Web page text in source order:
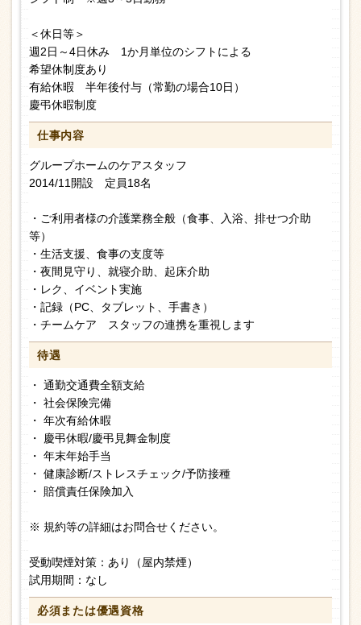
＜休日等＞
週2日～4日休み 1か月単位のシフトによる
希望休制度あり
有給休暇 半年後付与（常勤の場合10日）
慶弔休暇制度
仕事内容
グループホームのケアスタッフ
2014/11開設 定員18名
・ご利用者様の介護業務全般（食事、入浴、排せつ介助
等）
・生活支援、食事の支度等
・夜間見守り、就寝介助、起床介助
・レク、イベント実施
・記録（PC、タブレット、手書き）
・チームケア スタッフの連携を重視します
待遇
・ 通勤交通費全額支給
・ 社会保険完備
・ 年次有給休暇
・ 慶弔休暇/慶弔見舞金制度
・ 年末年始手当
・ 健康診断/ストレスチェック/予防接種
・ 賠償責任保険加入
※ 規約等の詳細はお問合せください。
受動喫煙対策：あり（屋内禁煙）
試用期間：なし
必須または優遇資格